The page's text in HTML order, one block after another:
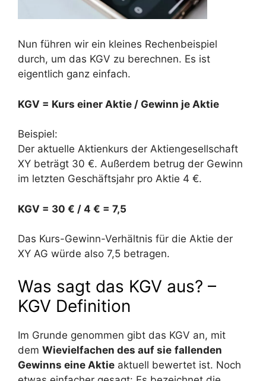
Nun führen wir ein kleines Rechenbeispiel
durch, um das KGV zu berechnen. Es ist
eigentlich ganz einfach.
KGV = Kurs einer Aktie / Gewinn je Aktie
Beispiel:
Der aktuelle Aktienkurs der Aktiengesellschaft
XY beträgt 30 €. Außerdem betrug der Gewinn
im letzten Geschäftsjahr pro Aktie 4 €.
KGV = 30 € / 4 € = 7,5
Das Kurs-Gewinn-Verhältnis für die Aktie der
XY AG würde also 7,5 betragen.
Was sagt das KGV aus? –
KGV Definition
Im Grunde genommen gibt das KGV an, mit
dem Wievielfachen des auf sie fallenden
Gewinns eine Aktie aktuell bewertet ist. Noch